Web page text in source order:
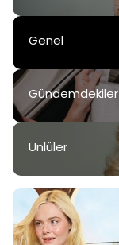
Genel
Gündemdekiler
Ünlüler